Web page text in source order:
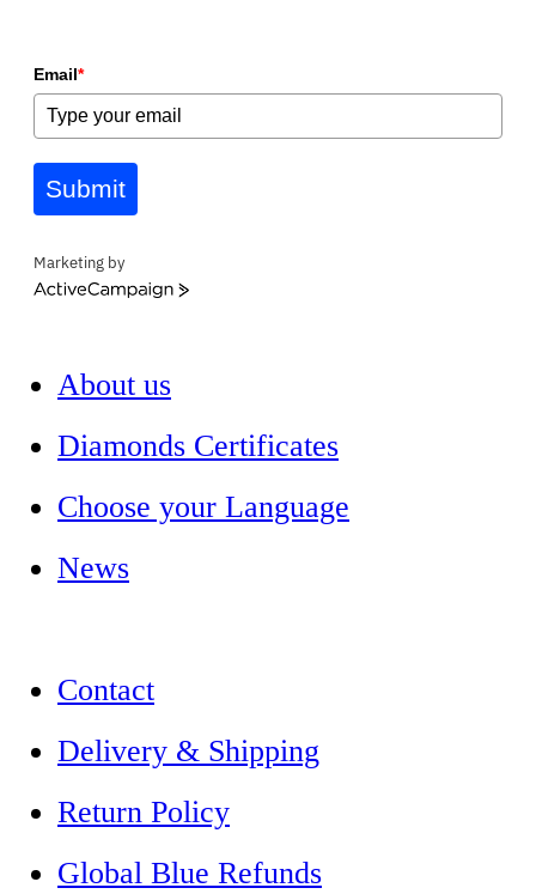
Email*
Submit
Marketing by
ActiveCampaign
About us
Diamonds Certificates
Choose your Language
News
Contact
Delivery & Shipping
Return Policy
Global Blue Refunds